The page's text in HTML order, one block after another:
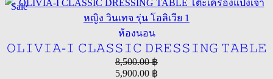
Sale
ห้องนอน
𝙾𝙻𝙸𝚅𝙸𝙰-𝙸 𝙲𝙻𝙰𝚂𝚂𝙸𝙲 𝙳𝚁𝙴𝚂𝚂𝙸𝙽𝙶 𝚃𝙰𝙱𝙻𝙴
8,500.00฿
5,900.00 ฿